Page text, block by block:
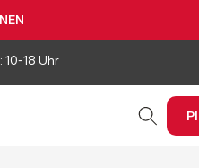
10-18 Uhr